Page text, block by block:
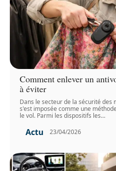
Comment enlever un
à éviter
Dans le secteur de la sécurité
s'est imposée comme une
le vol. Parmi les dispositifs les…
Actu 23/04/2026